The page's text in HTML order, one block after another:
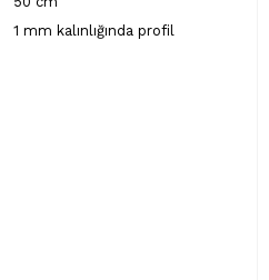
1 mm kalınlığında profil